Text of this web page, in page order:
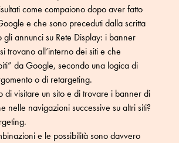
come compaiono dopo aver fatto
e che sono preceduti dalla scritta
gli annunci su Rete Display: i banner
trovano all’interno dei siti e che
da Google, secondo una logica di
o di retargeting.
di visitare un sito e di trovare i banner di
nelle navigazioni successive su altri siti?
e le possibilità sono davvero